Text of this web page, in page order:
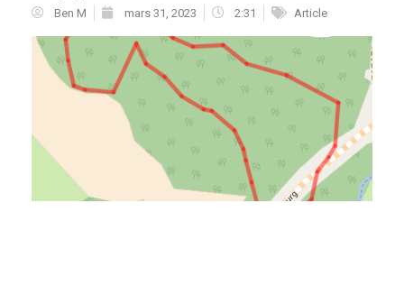
Ben M mars 31, 2023 2:31 Article